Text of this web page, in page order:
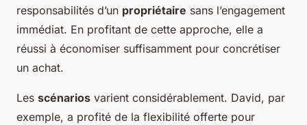
responsabilités d’un propriétaire sans l’engagement
immédiat. En profitant de cette approche, elle a
réussi à économiser suffisamment pour concrétiser
un achat.
Les scénarios varient considérablement. David, par
exemple, a profité de la flexibilité offerte pour